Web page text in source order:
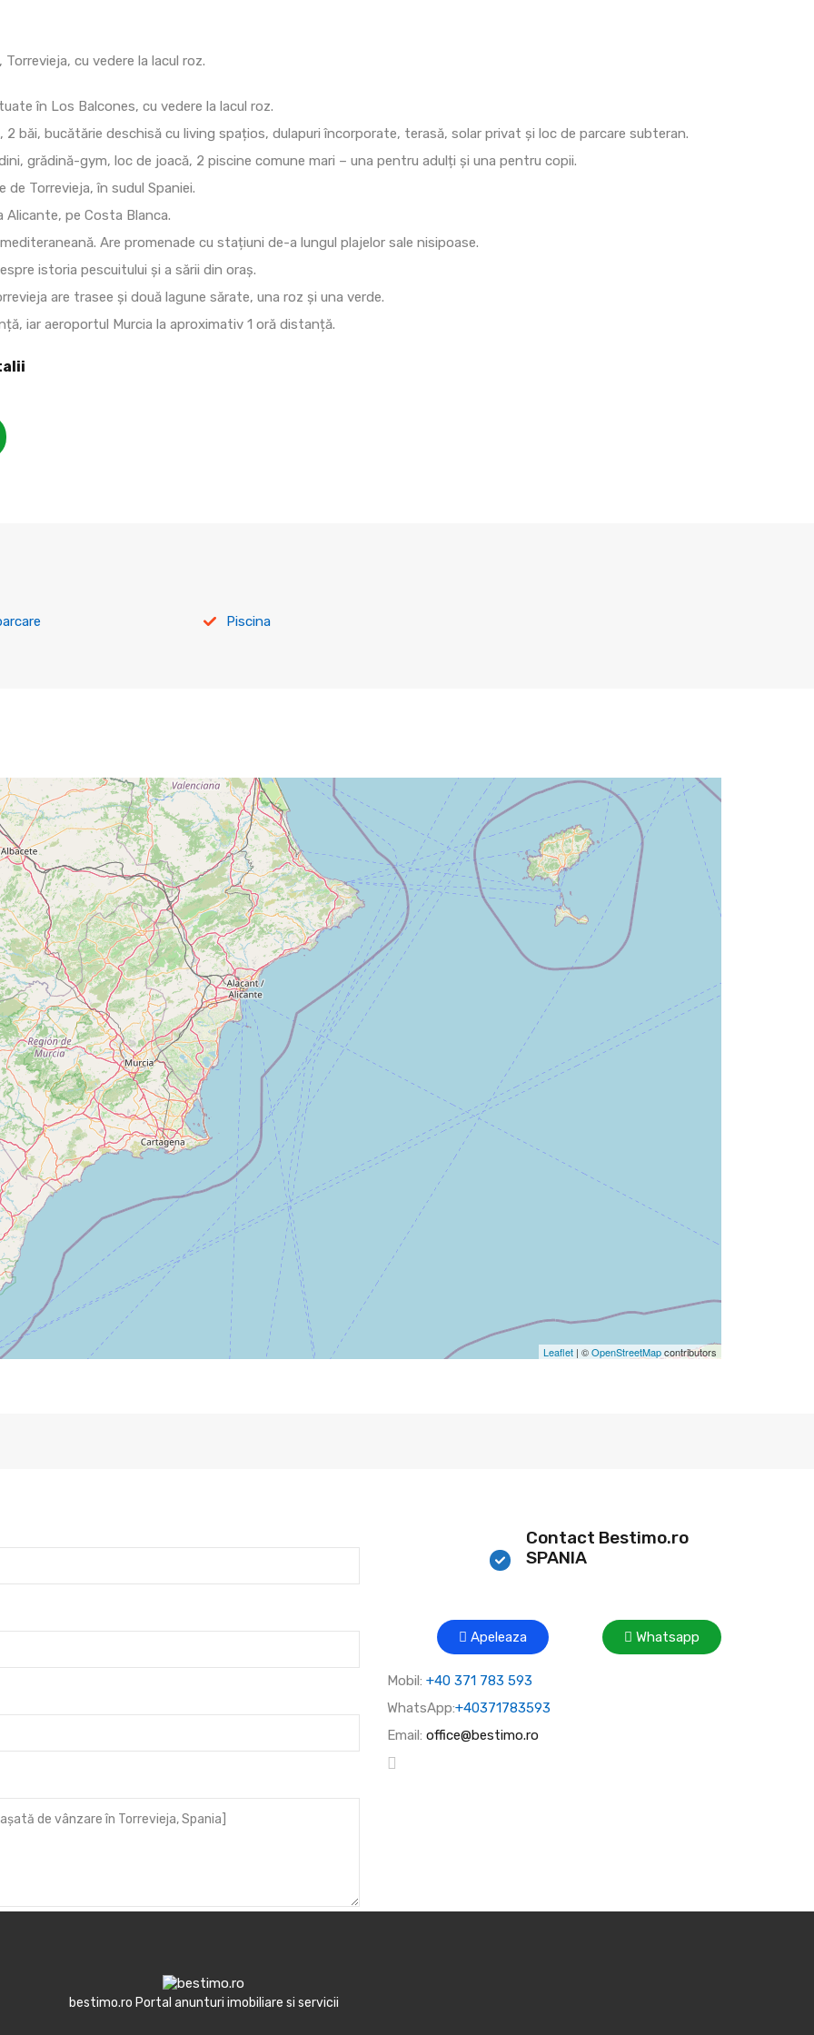
cu vedere la lacul roz.
în Los Balcones, cu vedere la lacul roz.
băi, bucătărie deschisă cu living spațios, dulapuri încorporate, terasă, solar privat și loc de parcare subteran.
grădină-gym, loc de joacă, 2 piscine comune mari – una pentru adulți și una pentru copii.
Torrevieja, în sudul Spaniei.
pe Costa Blanca.
Are promenade cu stațiuni de-a lungul plajelor sale nisipoase.
istoria pescuitului și a sării din oraș.
are trasee și două lagune sărate, una roz și una verde.
iar aeroportul Murcia la aproximativ 1 oră distanță.
Piscina
Leaflet | ©OpenStreetMapcontributors
Contact Bestimo.ro
SPANIA
Apeleaza Whatsapp
Mobil:+40 371 783 593
WhatsApp:+40371783593
Email:office@bestimo.ro
bestimo.ro Portal anunturi imobiliare si servicii